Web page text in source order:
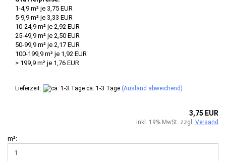
1-4,9 m² je 3,75 EUR
5-9,9 m² je 3,33 EUR
10-24,9 m² je 2,92 EUR
25-49,9 m² je 2,50 EUR
50-99,9 m² je 2,17 EUR
100-199,9 m² je 1,92 EUR
> 199,9 m² je 1,76 EUR
Lieferzeit: ca. 1-3 Tage (Ausland abweichend)
3,75 EUR
inkl. 19% MwSt. zzgl. Versand
m²: